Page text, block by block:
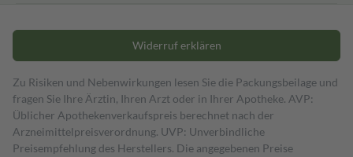
Widerruf erklären
Zu Risiken und Nebenwirkungen lesen Sie die Packungsbeilage und
fragen Sie Ihre Ärztin, Ihren Arzt oder in Ihrer Apotheke. AVP:
Üblicher Apothekenverkaufspreis berechnet nach der
Arzneimittelpreisverordnung. UVP: Unverbindliche
Preisempfehlung des Herstellers. Die angegebenen Preise